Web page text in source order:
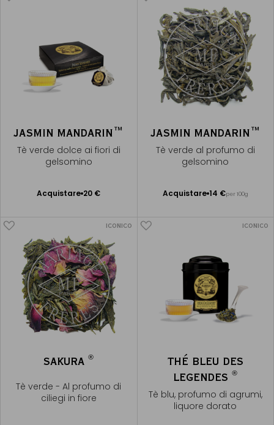
JASMIN MANDARIN™
Tè verde dolce ai fiori di
gelsomino
Acquistare 20 €
Aggiungere
JASMIN MANDARIN™
Tè verde al profumo di
gelsomino
Acquistare 14 €per 100g
Aggiungere
ICONICO
SAKURA®
Tè verde - Al profumo di
ciliegi in fiore
ICONICO
THÉ BLEU DES
LEGENDES®
Tè blu, profumo di agrumi,
liquore dorato